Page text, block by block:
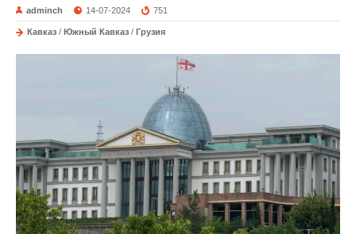
adminch 14-07-2024 751
Кавказ / Южный Кавказ / Грузия